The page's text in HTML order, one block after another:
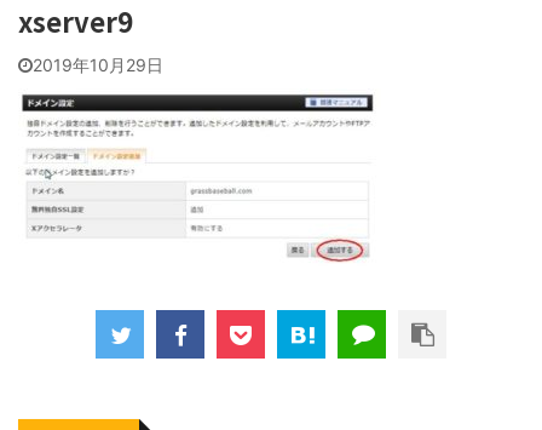
xserver9
2019年10月29日